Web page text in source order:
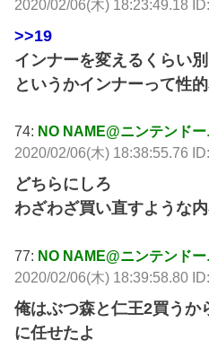
2020/02/06(木) 18:23:49.18
>>19
インナーを変えるくらい
というかインナーって性
74: NO NAME@ニンテンド
2020/02/06(木) 18:38:55.76
どちらにしろ
わざわざ買い直すような
77: NO NAME@ニンテンド
2020/02/06(木) 18:39:58.80
俺はぶつ森と仁王2買うか
に任せたよ